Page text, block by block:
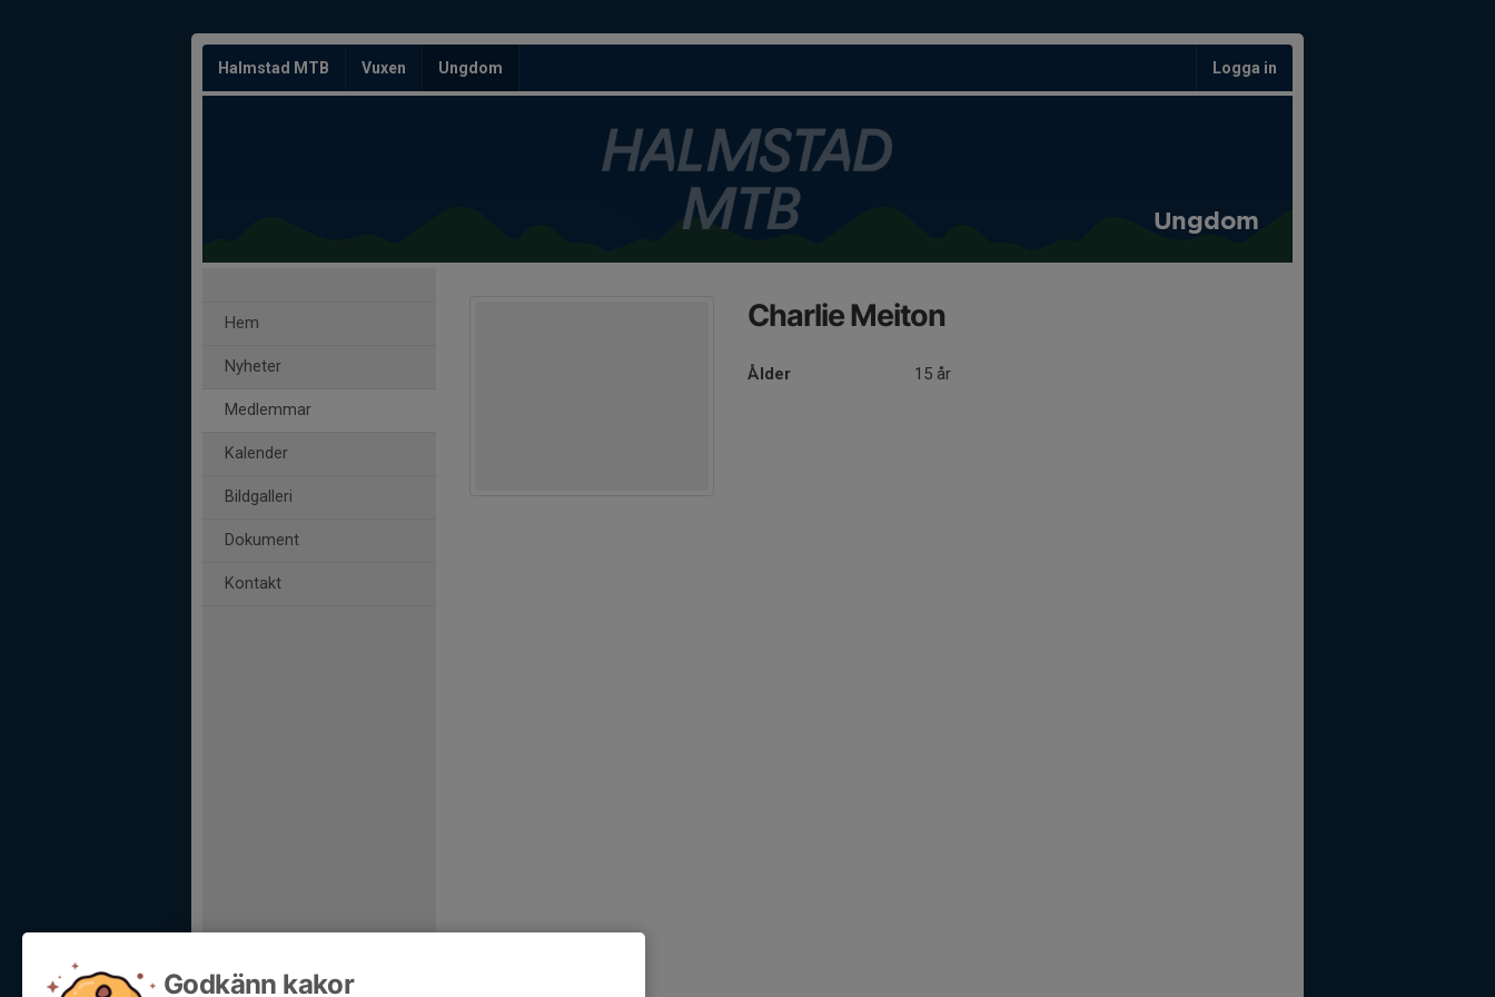
Halmstad MTB Vuxen Ungdom Logga in
Ungdom
Hem
Nyheter
Medlemmar
Kalender
Bildgalleri
Dokument
Kontakt
Charlie Meiton
Ålder 15 år
Godkänn kakor